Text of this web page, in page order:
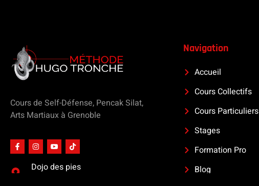
Cours de Self-Défense, Pencak Silat,
Arts Martiaux à Grenoble
Dojo des pies
Navigation
Accueil
Cours Collectifs
Cours Particuliers
Stages
Formation Pro
Blog